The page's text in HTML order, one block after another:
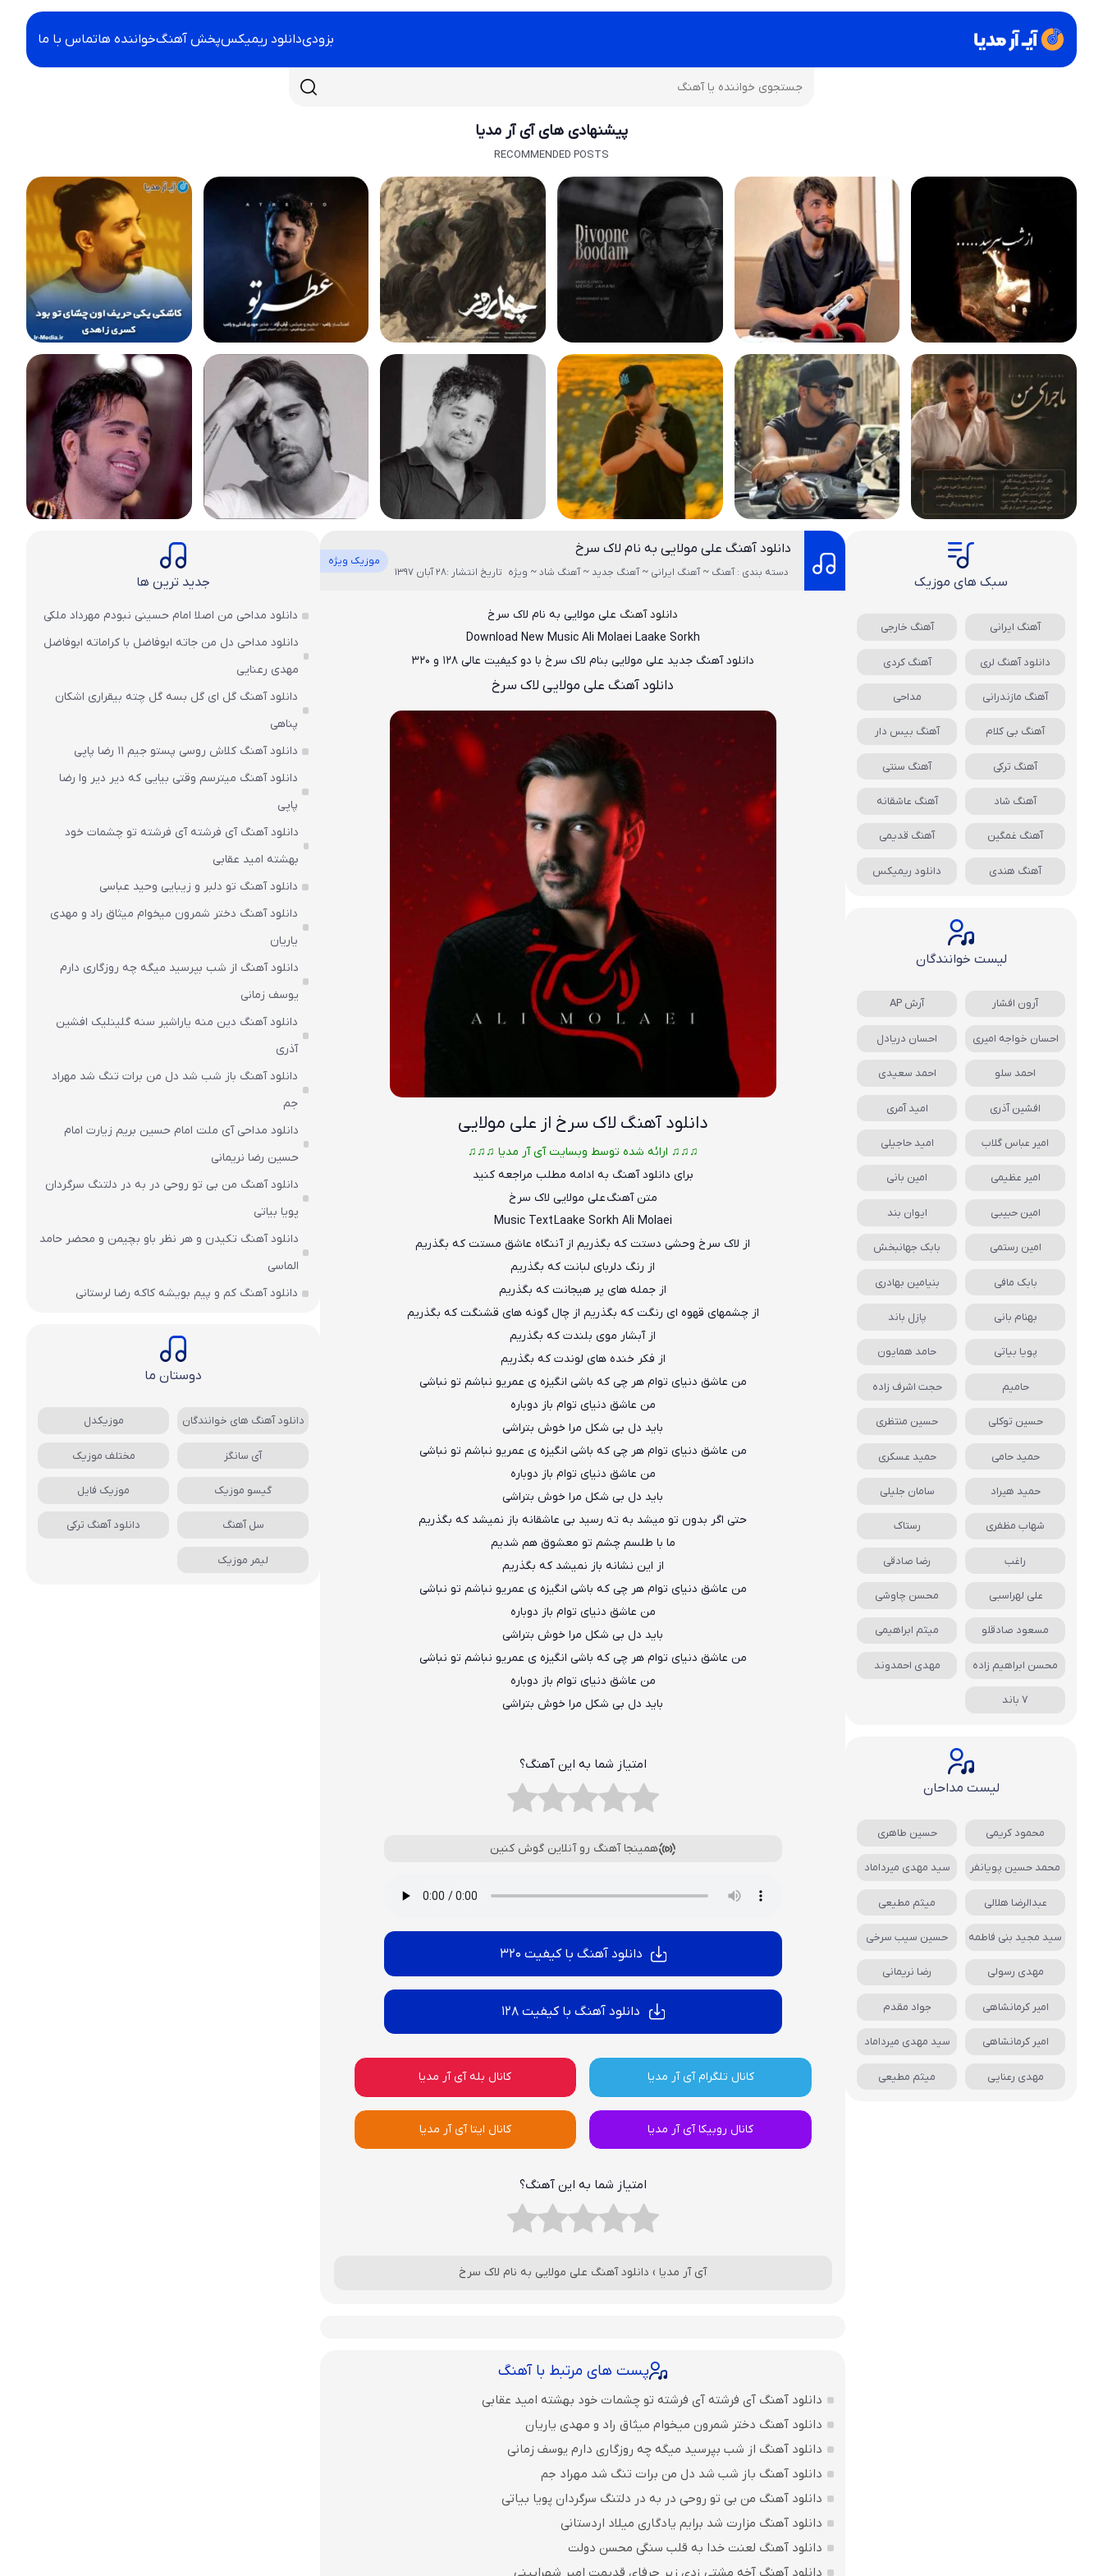
بزودیدانلود ریمیکسپخش آهنگخواننده هاتماس با ما
پیشنهادی های آی آر مدیا
RECOMMENDED POSTS
دانلود آهنگ علی مولایی به نام لاک سرخ
موزیک ویژه
دسته بندی : آهنگ ~ آهنگ ایرانی ~ آهنگ جدید ~ آهنگ شاد ~ ویژه تاریخ انتشار :28 آبان 1397
دانلود آهنگ علی مولایی به نام لاک سرخ
Download New MusicAli Molaei Laake Sorkh
دانلود آهنگ جدید علی مولایی بنام لاک سرخ با دو کیفیت عالی ۱۲۸ و ۳۲۰
دانلود آهنگ علی مولایی لاک سرخ
دانلود آهنگ لاک سرخ از علی مولایی
♫♫♫ ارائه شده توسط وبسایت آی آر مدیا ♫♫♫
برای دانلود آهنگ به ادامه مطلب مراجعه کنید
متن آهنگ علی مولایی لاک سرخ
Music TextLaake Sorkh Ali Molaei
از لاک سرخ وحشی دستت که بگذریم از آننگاه عاشق مستت که بگذریم
از رنگ دلربای لبانت که بگذریم
از جمله های پر هیجانت که بگذریم
از چشمهای قهوه ای رنگت که بگذریم از چال گونه های قشنگت که بگذریم
از آبشار موی بلندت که بگذریم
از فکر خنده های لوندت که بگذریم
من عاشق دنیای توام هر چی که باشی انگیزه ی عمریو نباشم تو نباشی
من عاشق دنیای توام باز دوباره
باید دل بی شکل مرا خوش بتراشی
من عاشق دنیای توام هر چی که باشی انگیزه ی عمریو نباشم تو نباشی
من عاشق دنیای توام باز دوباره
باید دل بی شکل مرا خوش بتراشی
حتی اگر بدون تو میشد به ته رسید بی عاشقانه باز نمیشد که بگذریم
ما با طلسم چشم تو معشوق هم شدیم
از این نشانه باز نمیشد که بگذریم
من عاشق دنیای توام هر چی که باشی انگیزه ی عمریو نباشم تو نباشی
من عاشق دنیای توام باز دوباره
باید دل بی شکل مرا خوش بتراشی
من عاشق دنیای توام هر چی که باشی انگیزه ی عمریو نباشم تو نباشی
من عاشق دنیای توام باز دوباره
باید دل بی شکل مرا خوش بتراشی
امتیاز شما به این آهنگ؟
همینجا آهنگ رو آنلاین گوش کنین
دانلود آهنگ با کیفیت 320
دانلود آهنگ با کیفیت 128
کانال تلگرام آی آر مدیا کانال بله آی آر مدیا
کانال روبیکا آی آر مدیا کانال ایتا آی آر مدیا
امتیاز شما به این آهنگ؟
آی آر مدیا › دانلود آهنگ علی مولایی به نام لاک سرخ
پست های مرتبط با آهنگ
دانلود آهنگ آی فرشته آی فرشته تو چشمات خود بهشته امید عقابی
دانلود آهنگ دختر شمرون میخوام میثاق راد و مهدی یاریان
دانلود آهنگ از شب بپرسید میگه چه روزگاری دارم یوسف زمانی
دانلود آهنگ باز شب شد دل من برات تنگ شد مهراد جم
دانلود آهنگ من بی تو روحی در به در دلتنگ سرگردان پویا بیاتی
دانلود آهنگ مزارت شد برایم یادگاری میلاد اردستانی
دانلود آهنگ لعنت خدا به قلب سنگی محسن دولت
دانلود آهنگ آخه مشتی زدی زیر حرفای قدیمت امیر شهرایینی
سبک های موزیک
آهنگ ایرانی آهنگ خارجی
دانلود آهنگ لری آهنگ کردی
آهنگ مازندرانی مداحی
آهنگ بی کلام آهنگ بیس دار
آهنگ ترکی آهنگ سنتی
آهنگ شاد آهنگ عاشقانه
آهنگ غمگین آهنگ قدیمی
آهنگ هندی دانلود ریمیکس
لیست خوانندگان
آرون افشار آرش AP
احسان خواجه امیری احسان دریادل
احمد سلو احمد سعیدی
افشین آذری امید آمری
امیر عباس گلاب امید حاجیلی
امیر عظیمی امین بانی
امین حبیبی ایوان بند
امین رستمی بابک جهانبخش
بابک مافی بنیامین بهادری
بهنام بانی پازل باند
پویا بیاتی حامد همایون
حامیم حجت اشرف زاده
حسین توکلی حسین منتظری
حمید حامی حمید عسکری
حمید هیراد سامان جلیلی
شهاب مظفری رستاک
راغب رضا صادقی
علی لهراسبی محسن چاوشی
مسعود صادقلو میثم ابراهیمی
محسن ابراهیم زاده مهدی احمدوند
7 باند
لیست مداحان
محمود کریمی حسین طاهری
محمد حسین پویانفر سید مهدی میرداماد
عبدالرضا هلالی میثم مطیعی
سید مجید بنی فاطمه حسین سیب سرخی
مهدی رسولی رضا نریمانی
امیر کرمانشاهی جواد مقدم
امیر کرمانشاهی سید مهدی میرداماد
مهدی رعنایی میثم مطیعی
جدید ترین ها
دانلود مداحی من اصلا امام حسینی نبودم مهرداد ملکی
دانلود مداحی دل من جاته ابوفاضل با کراماته ابوفاضل
مهدی رعنایی
دانلود آهنگ گل ای گل بسه گل چته بیقراری اشکان
پناهی
دانلود آهنگ کلاش روسی پستو جیم ۱۱ رضا پاپی
دانلود آهنگ میترسم وقتی بیایی که دیر دیر وا رضا
پاپی
دانلود آهنگ آی فرشته آی فرشته تو چشمات خود
بهشته امید عقابی
دانلود آهنگ تو دلبر و زیبایی وحید عباسی
دانلود آهنگ دختر شمرون میخوام میثاق راد و مهدی
یاریان
دانلود آهنگ از شب بپرسید میگه چه روزگاری دارم
یوسف زمانی
دانلود آهنگ دین منه یاراشیر سنه گلینلیک افشین
آذری
دانلود آهنگ باز شب شد دل من برات تنگ شد مهراد
جم
دانلود مداحی آی ملت امام حسین بریم زیارت امام
حسین رضا نریمانی
دانلود آهنگ من بی تو روحی در به در دلتنگ سرگردان
پویا بیاتی
دانلود آهنگ تکیدن و هر نظر باو بچیمن و محضر حامد
الماسی
دانلود آهنگ کم و پیم بویشه کاکه رضا لرستانی
دوستان ما
دانلود آهنگ های خوانندگان موزیکدل
آی سانگز مختلف موزیک
گیسو موزیک موزیک فایل
سل آهنگ دانلود آهنگ ترکی
لیمر موزیک